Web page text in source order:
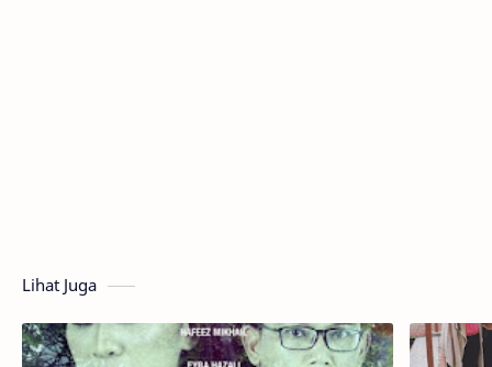
Lihat Juga